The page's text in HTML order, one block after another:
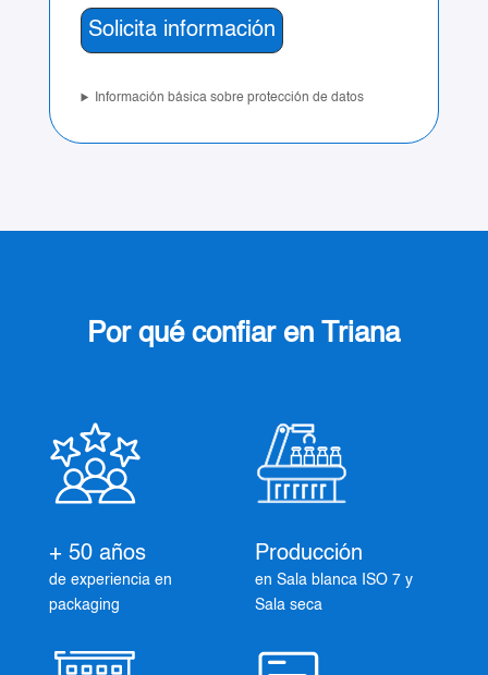
Información básica sobre protección de datos
Por qué confiar en Triana
+ 50 años
de experiencia en
packaging
Producción
en Sala blanca ISO 7 y
Sala seca